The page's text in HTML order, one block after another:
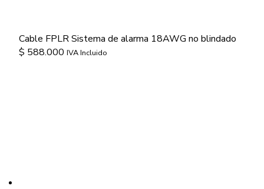
Cable FPLR Sistema de alarma 18AWG no blindado
$ 588.000 IVA Incluido